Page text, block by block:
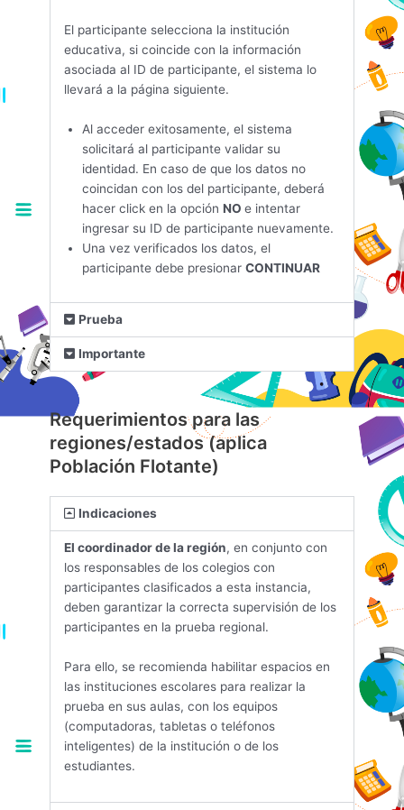
El participante selecciona la institución
educativa, si coincide con la información
asociada al ID de participante, el sistema lo
llevará a la página siguiente.
Al acceder exitosamente, el sistema
solicitará al participante validar su
identidad. En caso de que los datos no
coincidan con los del participante, deberá
hacer click en la opción NO e intentar
ingresar su ID de participante nuevamente.
Una vez verificados los datos, el
participante debe presionar CONTINUAR
Prueba
Importante
Requerimientos para las
regiones/estados (aplica
Población Flotante)
Indicaciones
El coordinador de la región, en conjunto con
los responsables de los colegios con
participantes clasificados a esta instancia,
deben garantizar la correcta supervisión de los
participantes en la prueba regional.
Para ello, se recomienda habilitar espacios en
las instituciones escolares para realizar la
prueba en sus aulas, con los equipos
(computadoras, tabletas o teléfonos
inteligentes) de la institución o de los
estudiantes.